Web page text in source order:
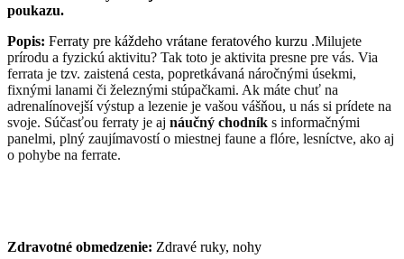
poukazu.
Popis: Ferraty pre káždeho vrátane feratového kurzu .Milujete
prírodu a fyzickú aktivitu? Tak toto je aktivita presne pre vás. Via
ferrata je tzv. zaistená cesta, popretkávaná náročnými úsekmi,
fixnými lanami či železnými stúpačkami. Ak máte chuť na
adrenalínovejší výstup a lezenie je vašou vášňou, u nás si prídete na
svoje. Súčasťou ferraty je aj náučný chodník s informačnými
panelmi, plný zaujímavostí o miestnej faune a flóre, lesníctve, ako aj
o pohybe na ferrate.
Zdravotné obmedzenie: Zdravé ruky, nohy